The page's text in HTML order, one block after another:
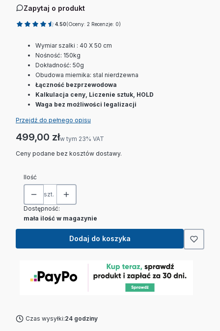
Zapytaj o produkt
4.50(Oceny: 2 Recenzje: 0)
Wymiar szalki : 40 X 50 cm
Nośność: 150kg
Dokładność: 50g
Obudowa miernika: stal nierdzewna
Łączność bezprzewodowa
Kalkulacja ceny, Liczenie sztuk, HOLD
Waga bez możliwości legalizacji
Przejdź do pełnego opisu
Cena
499,00 złw tym 23% VAT
w tym 23% VAT
Ceny podane bez kosztów dostawy.
Ilość
szt.
Dostępność:
mała ilość w magazynie
Dodaj do koszyka
Czas wysyłki:24 godziny